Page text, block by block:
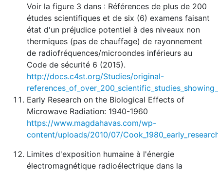
Voir la figure 3 dans : Références de plus de 200
études scientifiques et de six (6) examens faisant
état d'un préjudice potentiel à des niveaux non
thermiques (pas de chauffage) de rayonnement
de radiofréquences/microondes inférieurs au
Code de sécurité 6 (2015).
http://docs.c4st.org/Studies/original-
Early Research on the Biological Effects of
Microwave Radiation: 1940-1960
https://www.magdahavas.com/wp-
content/uploads/2010/07/
Limites d'exposition humaine à l'énergie
électromagnétique radioélectrique dans la